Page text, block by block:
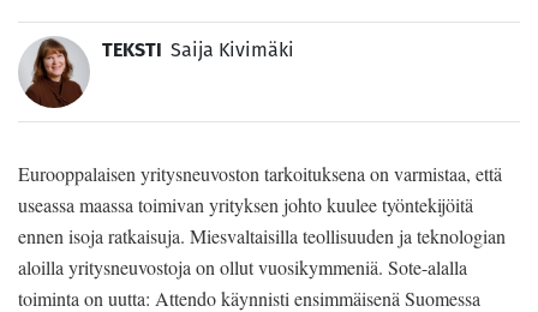
TEKSTI Saija Kivimäki
Eurooppalaisen yritysneuvoston tarkoituksena on varmistaa, että
useassa maassa toimivan yrityksen johto kuulee työntekijöitä
ennen isoja ratkaisuja. Miesvaltaisilla teollisuuden ja teknologian
aloilla yritysneuvostoja on ollut vuosikymmeniä. Sote-alalla
toiminta on uutta: Attendo käynnisti ensimmäisenä Suomessa